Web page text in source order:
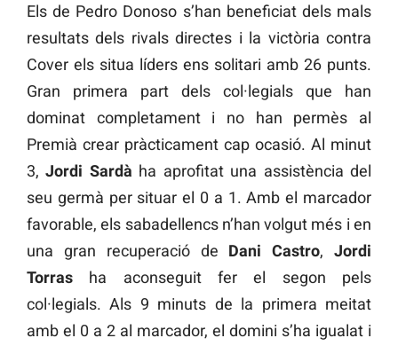
Els de Pedro Donoso s’han beneficiat dels mals
resultats dels rivals directes i la victòria contra
Cover els situa líders ens solitari amb 26 punts.
Gran primera part dels col·legials que han
dominat completament i no han permès al
Premià crear pràcticament cap ocasió. Al minut
3,Jordi Sardà ha aprofitat una assistència del
seu germà per situar el 0 a 1. Amb el marcador
favorable, els sabadellencs n’han volgut més i en
una gran recuperació de Dani Castro,Jordi
Torras ha aconseguit fer el segon pels
col·legials. Als 9 minuts de la primera meitat
amb el 0 a 2 al marcador, el domini s’ha igualat i